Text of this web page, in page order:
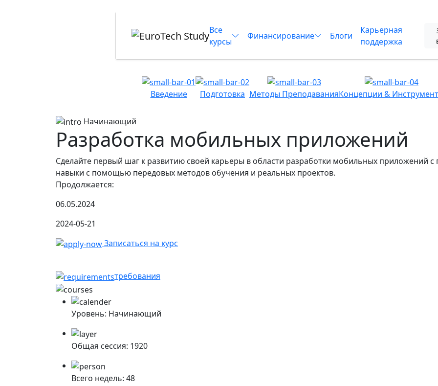
Все
курсы
Финансирование Блоги
Карьерная
поддержка
Введение Подготовка Методы ПреподаванияКонцепции &
Начинающий
Разработка мобильных приложений
Сделайте первый шаг к развитию своей карьеры в области разработки мобильных приложений
навыки с помощью передовых методов обучения и реальных проектов.
Продолжается:
06.05.2024
2024-05-21
Записаться на курс
требования
Уровень: Начинающий
Общая сессия: 1920
Всего недель: 48